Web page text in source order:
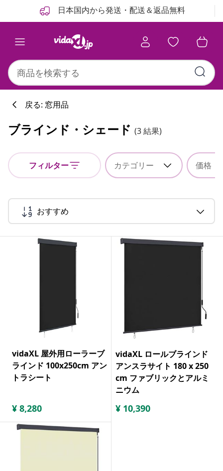
日本国内から発送・配送＆返品無料
戻る: 窓用品
ブラインド・シェード (3 結果)
フィルター カテゴリー 価格
おすすめ
vidaXL 屋外用ローラーブ
ラインド 100x250cm アン
トラシート
¥ 8,280
vidaXL ロールブラインド
アンスラサイト 180 x 250
cm ファブリックとアルミ
ニウム
¥ 10,390